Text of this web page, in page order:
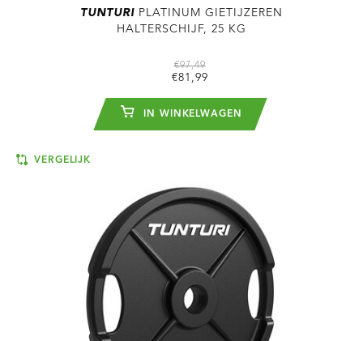
TUNTURI PLATINUM GIETIJZEREN
HALTERSCHIJF, 25 KG
€97,49
€81,99
IN WINKELWAGEN
VERGELIJK